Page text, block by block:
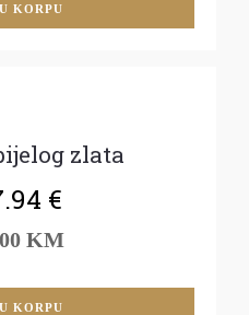
KORPU
zlata
€
KM
KORPU